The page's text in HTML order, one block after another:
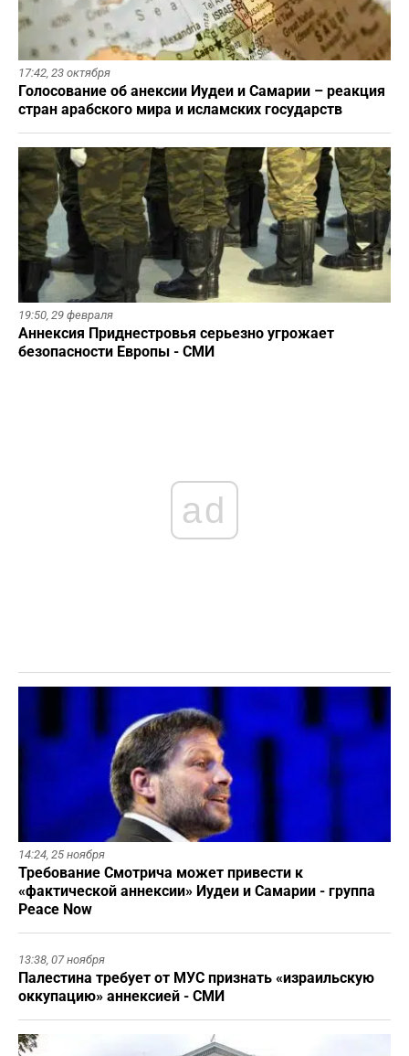
17:42, 23 октября
Голосование об анексии Иудеи и Самарии – реакция
стран арабского мира и исламских государств
19:50, 29 февраля
Аннексия Приднестровья серьезно угрожает
безопасности Европы - СМИ
ad
14:24, 25 ноября
Требование Смотрича может привести к
«фактической аннексии» Иудеи и Самарии - группа
Peace Now
13:38, 07 ноября
Палестина требует от МУС признать «израильскую
оккупацию» аннексией - СМИ